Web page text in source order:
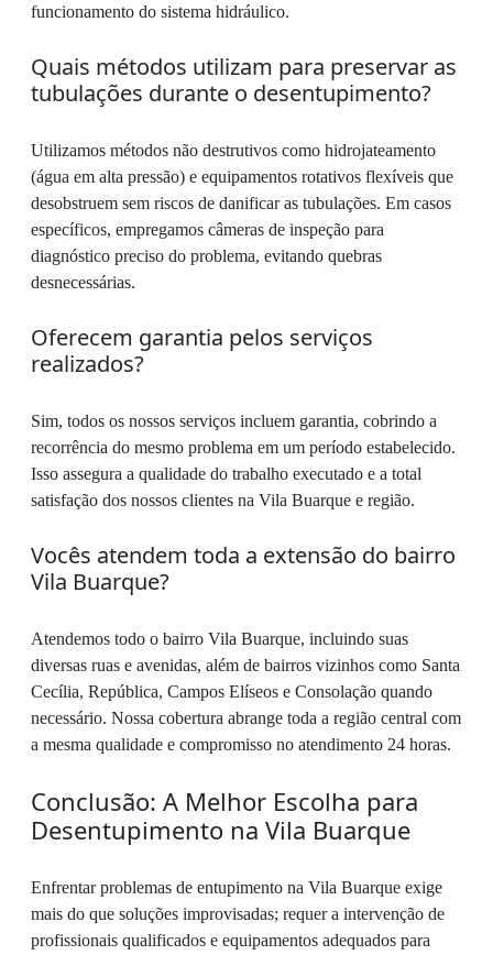
funcionamento do sistema hidráulico.
Quais métodos utilizam para preservar as
tubulações durante o desentupimento?
Utilizamos métodos não destrutivos como hidrojateamento
(água em alta pressão) e equipamentos rotativos flexíveis que
desobstruem sem riscos de danificar as tubulações. Em casos
específicos, empregamos câmeras de inspeção para
diagnóstico preciso do problema, evitando quebras
desnecessárias.
Oferecem garantia pelos serviços
realizados?
Sim, todos os nossos serviços incluem garantia, cobrindo a
recorrência do mesmo problema em um período estabelecido.
Isso assegura a qualidade do trabalho executado e a total
satisfação dos nossos clientes na Vila Buarque e região.
Vocês atendem toda a extensão do bairro
Vila Buarque?
Atendemos todo o bairro Vila Buarque, incluindo suas
diversas ruas e avenidas, além de bairros vizinhos como Santa
Cecília, República, Campos Elíseos e Consolação quando
necessário. Nossa cobertura abrange toda a região central com
a mesma qualidade e compromisso no atendimento 24 horas.
Conclusão: A Melhor Escolha para
Desentupimento na Vila Buarque
Enfrentar problemas de entupimento na Vila Buarque exige
mais do que soluções improvisadas; requer a intervenção de
profissionais qualificados e equipamentos adequados para